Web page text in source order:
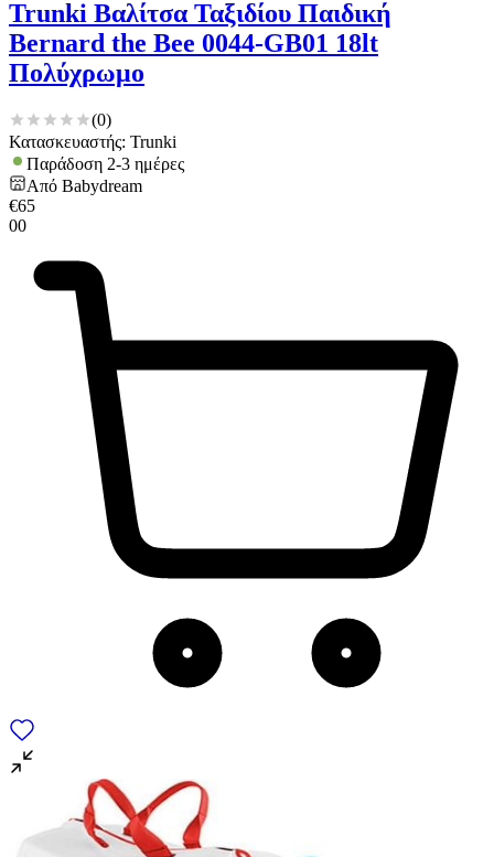
Trunki Βαλίτσα Ταξιδίου Παιδική
Bernard the Bee 0044-GB01 18lt
Πολύχρωμο
(0)
Κατασκευαστής: Trunki
Παράδοση 2-3 ημέρες
Από Babydream
€65
00